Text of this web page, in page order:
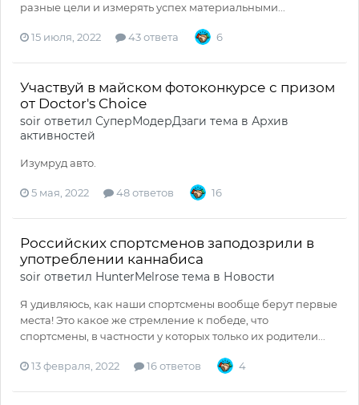
разные цели и измерять успех материальными...
15 июля, 2022 43 ответа 6
Участвуй в майском фотоконкурсе с призом
от Doctor's Choice
soir ответил СуперМодерДзаги тема в Архив
активностей
Изумруд авто.
5 мая, 2022 48 ответов 16
Российских спортсменов заподозрили в
употреблении каннабиса
soir ответил HunterMelrose тема в Новости
Я удивляюсь, как наши спортсмены вообще берут первые
места! Это какое же стремление к победе, что
спортсмены, в частности у которых только их родители...
13 февраля, 2022 16 ответов 4